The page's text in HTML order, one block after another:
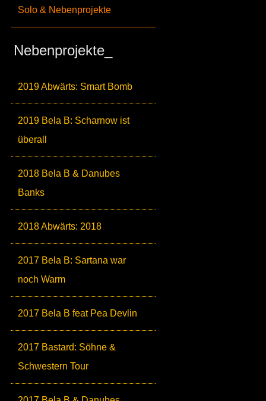
Solo & Nebenprojekte
Nebenprojekte_
2019 Abwärts: Smart Bomb
2019 Bela B: Scharnow ist
überall
2018 Bela B & Danubes
Banks
2018 Abwärts: 2018
2017 Bela B: Sartana war
noch Warm
2017 Bela B feat Pea Devlin
2017 Bastard: Söhne &
Schwestern Tour